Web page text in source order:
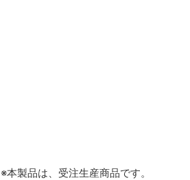
※本製品は、受注生産商品です。